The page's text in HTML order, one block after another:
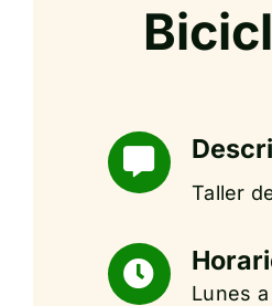
Taller
Lunes